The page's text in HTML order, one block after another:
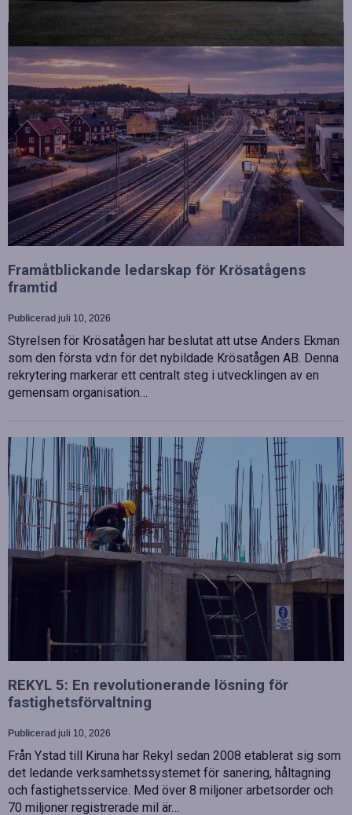
Framåtblickande ledarskap för Krösatågens
framtid
Publicerad juli 10, 2026
Styrelsen för Krösatågen har beslutat att utse Anders Ekman
som den första vd:n för det nybildade Krösatågen AB. Denna
rekrytering markerar ett centralt steg i utvecklingen av en
gemensam organisation…
REKYL 5: En revolutionerande lösning för
fastighetsförvaltning
Publicerad juli 10, 2026
Från Ystad till Kiruna har Rekyl sedan 2008 etablerat sig som
det ledande verksamhetssystemet för sanering, håltagning
och fastighetsservice. Med över 8 miljoner arbetsorder och
70 miljoner registrerade mil är…